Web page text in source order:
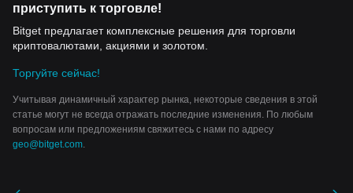
приступить к торговле!
Bitget предлагает комплексные решения для торговли
криптовалютами, акциями и золотом.
Торгуйте сейчас!
Учитывая динамичный характер рынка, некоторые сведения в этой
статье могут не всегда отражать последние изменения. По любым
вопросам или предложениям свяжитесь с нами по адресу
geo@bitget.com.